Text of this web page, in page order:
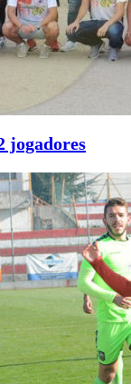
jogadores